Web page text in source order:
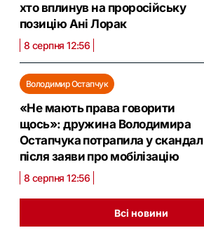
хто вплинув на проросійську
позицію Ані Лорак
8 серпня 12:56
Володимир Остапчук
«Не мають права говорити
щось»: дружина Володимира
Остапчука потрапила у скандал
після заяви про мобілізацію
8 серпня 12:56
Всі новини